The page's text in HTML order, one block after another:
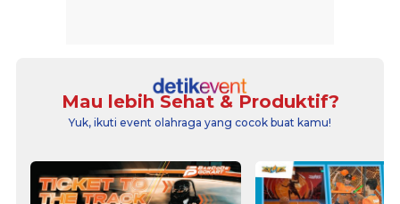
Mau lebih Sehat & Produktif?
Yuk, ikuti event olahraga yang cocok buat kamu!